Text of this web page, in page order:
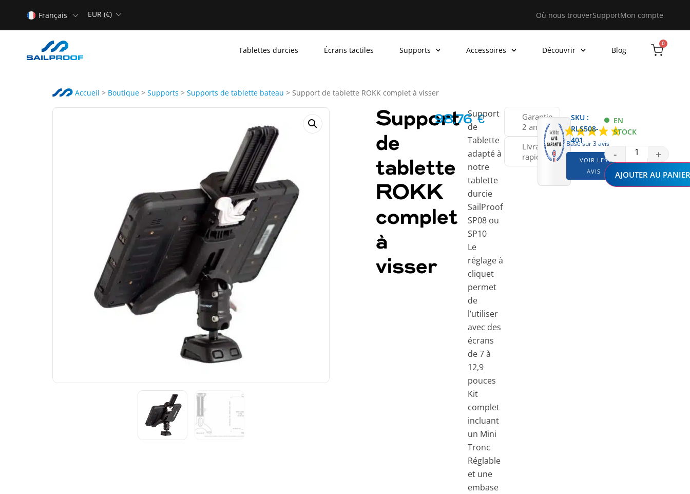
Français EUR (€) Où nous trouverSupportMon compte
Tablettes durcies Écrans tactiles Supports Accessoires Découvrir Blog
0
Accueil > Boutique > Supports > Supports de tablette bateau > Support de tablette ROKK complet à visser
Support
de
tablette
ROKK
complet
à
visser
98,76€
Support
de
Tablette
adapté à
notre
tablette
durcie
SailProof
SP08 ou
SP10
Le
réglage à
cliquet
permet
de
l’utiliser
avec des
écrans
de 7 à
12,9
pouces
Kit
complet
incluant
un Mini
Tronc
Réglable
et une
embase
Garantie
2 ans
Livraison
rapide
Basé sur 3 avis
VOIR LES
AVIS
SKU :
RLS508-
401
EN
STOCK
- +
AJOUTER AU